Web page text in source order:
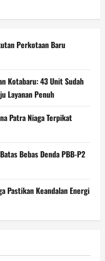
Perkotaan Baru
Kotabaru: 43 Unit Sudah
Layanan Penuh
Patra Niaga Terpikat
Bebas Denda PBB-P2
Pastikan Keandalan Energi